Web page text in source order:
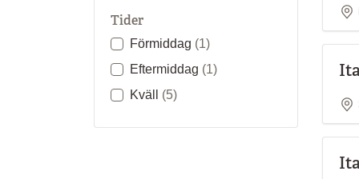
Tider
Förmiddag (1)
Eftermiddag (1)
Kväll (5)